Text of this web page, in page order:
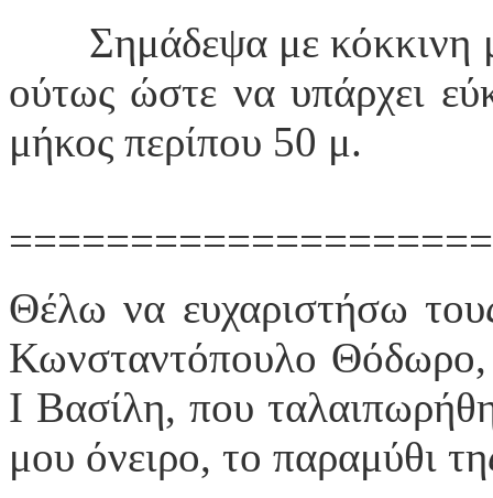
Σημάδεψα με κόκκινη
ούτως ώστε να υπάρχει
μήκος περίπου 50 μ.
Θέλω να ευχαριστήσω
Κωνσταντόπουλο
Ι Βασίλη, που
μου όνειρο, το παραμύθι